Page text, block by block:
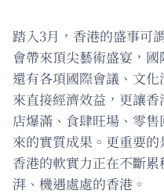
踏入3月，香港的盛事可
會帶來頂尖藝術盛宴，國
還有各項國際會議、文
來直接經濟效益，更讓
店爆滿、食肆旺場、零
來的實質成果。更重要的
香港的軟實力正在不斷
湃、機遇處處的香港。